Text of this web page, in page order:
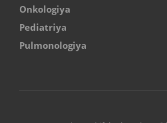
Onkologiya
Pediatriya
Pulmonologiya